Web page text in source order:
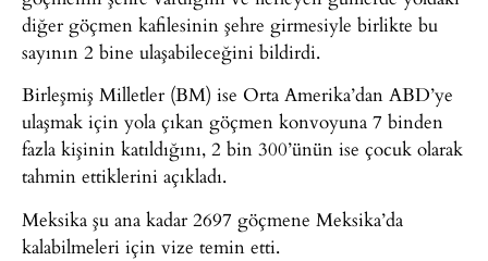
diğer göçmen kafilesinin şehre girmesiyle birlikte bu
sayının 2 bine ulaşabileceğini bildirdi.
Birleşmiş Milletler (BM) ise Orta Amerika’dan ABD’ye
ulaşmak için yola çıkan göçmen konvoyuna 7 binden
fazla kişinin katıldığını, 2 bin 300’ünün ise çocuk olarak
tahmin ettiklerini açıkladı.
Meksika şu ana kadar 2697 göçmene Meksika’da
kalabilmeleri için vize temin etti.